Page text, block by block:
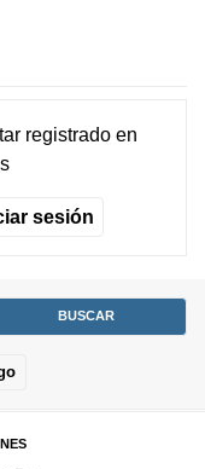
registradoen
sesión